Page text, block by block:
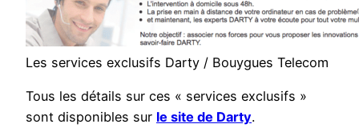
Les services exclusifs Darty / Bouygues Telecom
Tous les détails sur ces « services exclusifs »
sont disponibles sur le site de Darty.